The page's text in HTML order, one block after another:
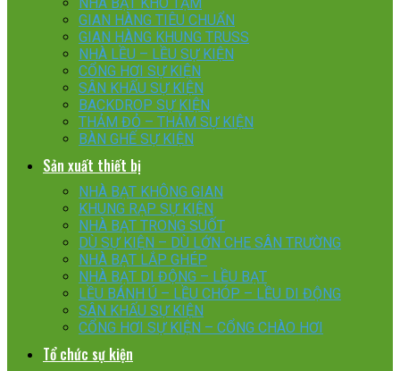
GIAN HÀNG TIÊU CHUẨN
GIAN HÀNG KHUNG TRUSS
NHÀ LỀU – LỀU SỰ KIỆN
CỔNG HƠI SỰ KIỆN
SÂN KHẤU SỰ KIỆN
BACKDROP SỰ KIỆN
THẢM ĐỎ – THẢM SỰ KIỆN
BÀN GHẾ SỰ KIỆN
Sản xuất thiết bị
NHÀ BẠT KHÔNG GIAN
KHUNG RẠP SỰ KIỆN
NHÀ BẠT TRONG SUỐT
DÙ SỰ KIỆN – DÙ LỚN CHE SÂN TRƯỜNG
NHÀ BẠT LẮP GHÉP
NHÀ BẠT DI ĐỘNG – LỀU BẠT
LỀU BÁNH Ú – LỀU CHÓP – LỀU DI ĐỘNG
SÂN KHẤU SỰ KIỆN
CỔNG HƠI SỰ KIỆN – CỔNG CHÀO HƠI
Tổ chức sự kiện